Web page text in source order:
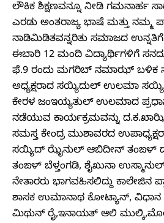
ಲೌಕಿಕ ಶಿಕ್ಷಣವನ್ನೂ ನೀಡಿ ಗಮನಾರ್ಹ
ಎರಡು ಅಂತರಾಜ್ಯ ಭಾಷೆ ಮತ್ತು ನಮ್ಮ
ನಾಡಿಮಿಡಿತವನ್ನರಿತು ಸಮಾಜದ ಉನ್ನತಿಗೆ
ಈಬಾರಿ 12 ಮಂದಿ ವಿದ್ಯಾರ್ಥಿಗಳಿಗೆ
ಫೆ.9 ರಂದು ಮಗರಿಬ್ ನಮಾಝ್ ಬಳಿಕ
ಅಧ್ಯಕ್ಷರಾದ ಸಯ್ಯಿದುಲ್ ಉಲಮಾ
ಕೇರಳ ಜಂಇಯ್ಯತುಲ್ ಉಲಮಾದ
ನಡೆಯುವ ಕಾರ್ಯಕ್ರಮವನ್ನು
ಸಮಸ್ತ ಕೇಂದ್ರ ಮುಶಾವರದ
ಸಯ್ಯಿದ್ ಝೈನುಲ್ ಆಬಿದೀನ್ ತಂಙಳ್
ತಂಙಳ್ ಬೆಳ್ತಂಗಡಿ, ಶೈಖುನಾ
ನೇತಾರರು ಭಾಗವಹಿಸಲಿದ್ದು ಕಾಲೇಜಿನ
ಶಾಸಕ ಉಮಾನಾಥ ಕೋಟ್ಯಾನ್,
ಮಿಥುನ್ ರೈ,ಇನಾಯತ್ ಆಲಿ